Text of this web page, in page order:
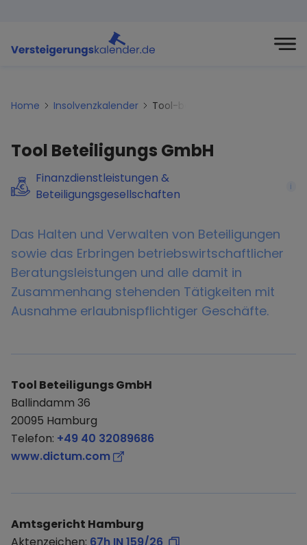
Home Insolvenzkalender Tool-beteiligungs-gmbh
Tool Beteiligungs GmbH
Finanzdienstleistungen &
Beteiligungsgesellschaften
i
Das Halten und Verwalten von Beteiligungen
sowie das Erbringen betriebswirtschaftlicher
Beratungsleistungen und alle damit in
Zusammenhang stehenden Tätigkeiten mit
Ausnahme erlaubnispflichtiger Geschäfte.
Tool Beteiligungs GmbH
Ballindamm 36
20095 Hamburg
Telefon: +49 40 32089686
www.dictum.com
Amtsgericht Hamburg